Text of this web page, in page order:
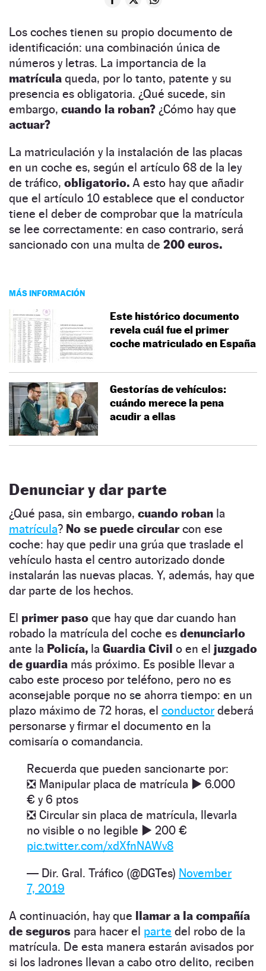
Los coches tienen su propio documento de
identificación: una combinación única de
números y letras. La importancia de la
matrícula queda, por lo tanto, patente y su
presencia es obligatoria. ¿Qué sucede, sin
embargo, cuando la roban? ¿Cómo hay que
actuar?
La matriculación y la instalación de las placas
en un coche es, según el artículo 68 de la ley
de tráfico, obligatorio. A esto hay que añadir
que el artículo 10 establece que el conductor
tiene el deber de comprobar que la matrícula
se lee correctamente: en caso contrario, será
sancionado con una multa de 200 euros.
MÁS INFORMACIÓN
Este histórico documento
revela cuál fue el primer
coche matriculado en España
Gestorías de vehículos:
cuándo merece la pena
acudir a ellas
Denunciar y dar parte
¿Qué pasa, sin embargo, cuando roban la
matrícula? No se puede circularcon ese
coche: hay que pedir una grúa que traslade el
vehículo hasta el centro autorizado donde
instalarán las nuevas placas. Y, además, hay que
dar parte de los hechos.
El primer paso que hay que dar cuando han
robado la matrícula del coche es denunciarlo
ante la Policía, la Guardia Civil o en el juzgado
de guardia más próximo. Es posible llevar a
cabo este proceso por teléfono, pero no es
aconsejable porque no se ahorra tiempo: en un
plazo máximo de 72 horas, el conductor deberá
personarse y firmar el documento en la
comisaría o comandancia.
Recuerda que pueden sancionarte por:
❎ Manipular placa de matrícula ▶️ 6.000
€ y 6 ptos
❎ Circular sin placa de matrícula, llevarla
no visible o no legible ▶️ 200 €
pic.twitter.com/xdXfnNAWv8
— Dir. Gral. Tráfico (@DGTes) November
7, 2019
A continuación, hay que llamar a la compañía
de seguros para hacer el parte del robo de la
matrícula. De esta manera estarán avisados por
si los ladrones llevan a cabo otro delito, reciben